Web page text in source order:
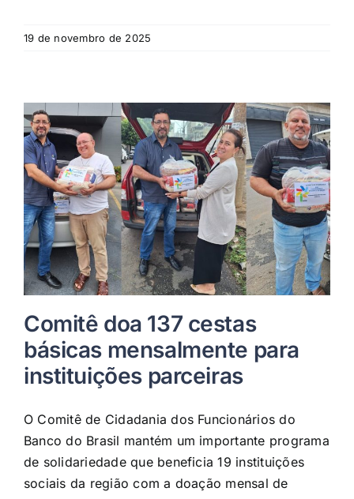
19 de novembro de 2025
Comitê doa 137 cestas
básicas mensalmente para
instituições parceiras
O Comitê de Cidadania dos Funcionários do
Banco do Brasil mantém um importante programa
de solidariedade que beneficia 19 instituições
sociais da região com a doação mensal de